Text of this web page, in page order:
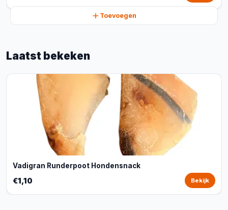
Toevoegen
Laatst bekeken
Vadigran Runderpoot Hondensnack
€1,10 Bekijk